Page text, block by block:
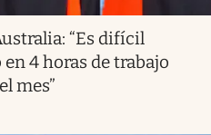
“Es difícil
4 horas de trabajo
mes”